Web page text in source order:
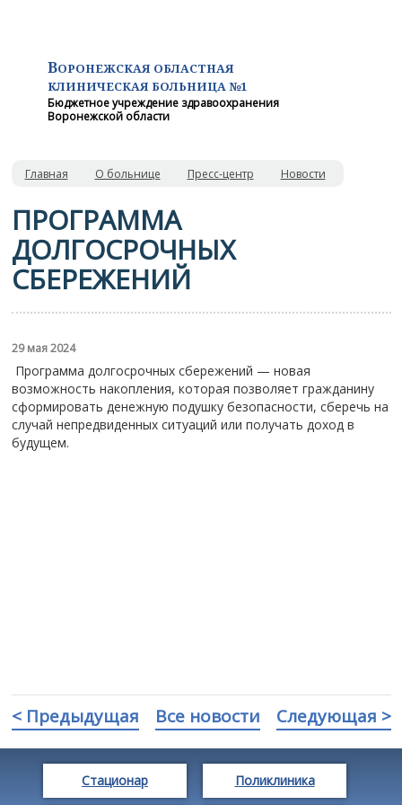
ВОРОНЕЖСКАЯ ОБЛАСТНАЯ
КЛИНИЧЕСКАЯ БОЛЬНИЦА №1
Бюджетное учреждение здравоохранения
Воронежской области
Главная О больнице Пресс-центр Новости
ПРОГРАММА
ДОЛГОСРОЧНЫХ
СБЕРЕЖЕНИЙ
29 мая 2024
Программа долгосрочных сбережений — новая
возможность накопления, которая позволяет гражданину
сформировать денежную подушку безопасности, сберечь на
случай непредвиденных ситуаций или получать доход в
будущем.
< Предыдущая Все новости Следующая >
Стационар Поликлиника